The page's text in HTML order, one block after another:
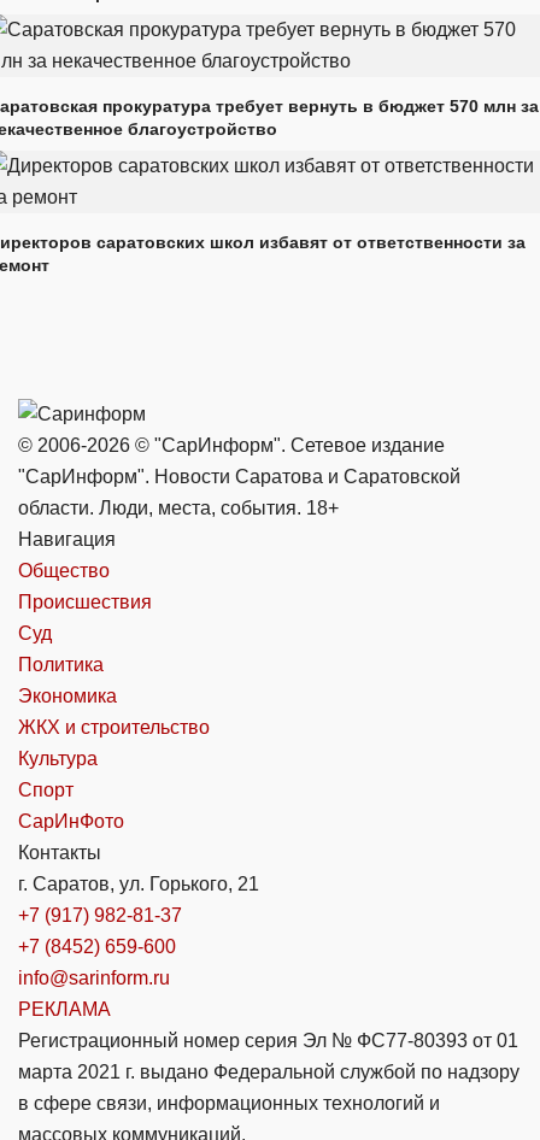
прокуратура требует вернуть в бюджет 570 млн за
благоустройство
саратовских школ избавят от ответственности за
© 2006-2026 © "СарИнформ". Сетевое издание
"СарИнформ". Новости Саратова и Саратовской
области. Люди, места, события. 18+
Навигация
Общество
Происшествия
Суд
Политика
Экономика
ЖКХ и строительство
Культура
Спорт
СарИнФото
Контакты
г. Саратов, ул. Горького, 21
+7 (917) 982-81-37
+7 (8452) 659-600
info@sarinform.ru
РЕКЛАМА
Регистрационный номер серия Эл № ФС77-80393 от 01
марта 2021 г. выдано Федеральной службой по надзору
в сфере связи, информационных технологий и
массовых коммуникаций.